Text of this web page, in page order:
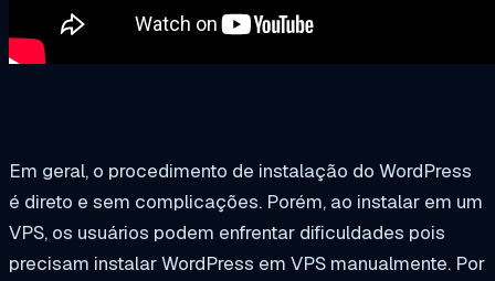
Em geral, o procedimento de instalação do WordPress
é direto e sem complicações. Porém, ao instalar em um
VPS, os usuários podem enfrentar dificuldades pois
precisam instalar WordPress em VPS manualmente. Por